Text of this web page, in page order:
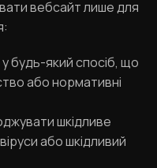
вебсайт лише для
будь-який спосіб, що
або нормативні
шкідливе
або шкідливий